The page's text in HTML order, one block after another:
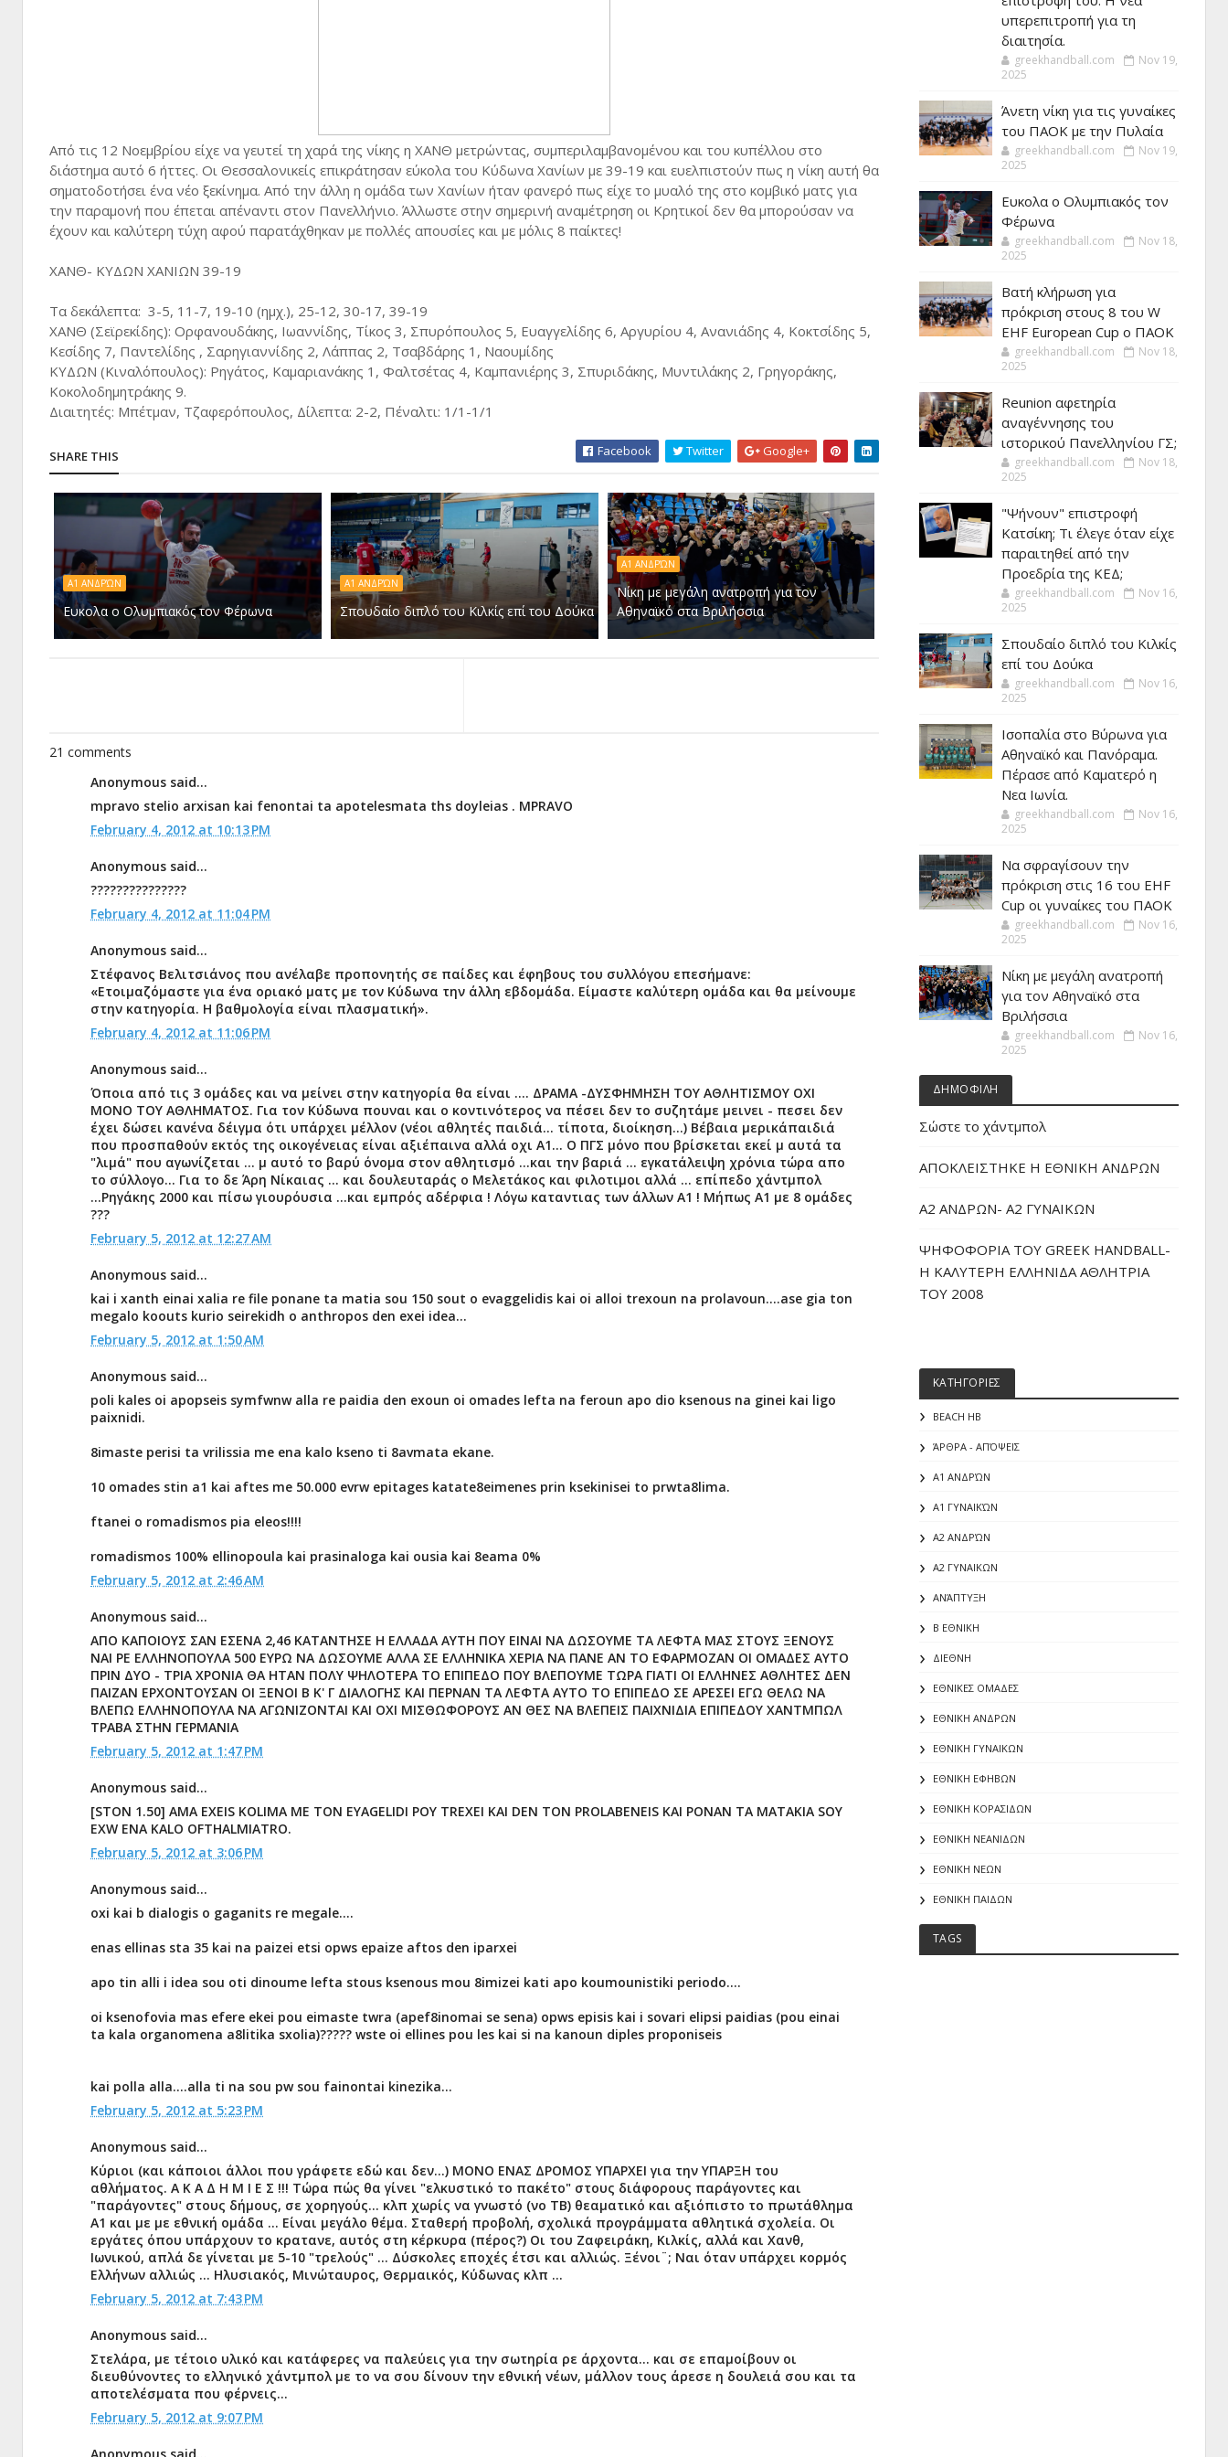
Από τις 12 Νοεμβρίου είχε να γευτεί τη χαρά της νίκης η ΧΑΝΘ μετρώντας, συμπεριλαμβανομένου και του κυπέλλου στο
διάστημα αυτό 6 ήττες. Οι Θεσσαλονικείς επικράτησαν εύκολα του Κύδωνα Χανίων με 39-19 και ευελπιστούν πως η νίκη αυτή θα
σηματοδοτήσει ένα νέο ξεκίνημα. Από την άλλη η ομάδα των Χανίων ήταν φανερό πως είχε το μυαλό της στο κομβικό ματς για
την παραμονή που έπεται απέναντι στον Πανελλήνιο. Άλλωστε στην σημερινή αναμέτρηση οι Κρητικοί δεν θα μπορούσαν να
έχουν και καλύτερη τύχη αφού παρατάχθηκαν με πολλές απουσίες και με μόλις 8 παίκτες!
ΧΑΝΘ- ΚΥΔΩΝ ΧΑΝΙΩΝ 39-19
Τα δεκάλεπτα: 3-5, 11-7, 19-10 (ημχ.), 25-12, 30-17, 39-19
ΧΑΝΘ (Σεϊρεκίδης): Ορφανουδάκης, Ιωαννίδης, Τίκος 3, Σπυρόπουλος 5, Ευαγγελίδης 6, Αργυρίου 4, Ανανιάδης 4, Κοκτσίδης 5,
Κεσίδης 7, Παντελίδης , Σαρηγιαννίδης 2, Λάππας 2, Τσαβδάρης 1, Ναουμίδης
ΚΥΔΩΝ (Κιναλόπουλος): Ρηγάτος, Καμαριανάκης 1, Φαλτσέτας 4, Καμπανιέρης 3, Σπυριδάκης, Μυντιλάκης 2, Γρηγοράκης,
Κοκολοδημητράκης 9.
Διαιτητές: Μπέτμαν, Τζαφερόπουλος, Δίλεπτα: 2-2, Πέναλτι: 1/1-1/1
SHARE THIS Facebook Twitter Google+
Α1 ΑΝΔΡΏΝ
Ευκολα ο Ολυμπιακός τον Φέρωνα
Α1 ΑΝΔΡΏΝ
Σπουδαίο διπλό του Κιλκίς επί του Δούκα
Α1 ΑΝΔΡΏΝ
Νίκη με μεγάλη ανατροπή για τον
Αθηναϊκό στα Βριλήσσια
21 comments
Anonymous said...
mpravo stelio arxisan kai fenontai ta apotelesmata ths doyleias . MPRAVO
February 4, 2012 at 10:13 PM
Anonymous said...
???????????????
February 4, 2012 at 11:04 PM
Anonymous said...
Στέφανος Βελιτσιάνος που ανέλαβε προπονητής σε παίδες και έφηβους του συλλόγου επεσήμανε:
«Ετοιμαζόμαστε για ένα οριακό ματς με τον Κύδωνα την άλλη εβδομάδα. Είμαστε καλύτερη ομάδα και θα μείνουμε
στην κατηγορία. Η βαθμολογία είναι πλασματική».
February 4, 2012 at 11:06 PM
Anonymous said...
Όποια από τις 3 ομάδες και να μείνει στην κατηγορία θα είναι .... ΔΡΑΜΑ -ΔΥΣΦΗΜΗΣΗ ΤΟΥ ΑΘΛΗΤΙΣΜΟΥ ΟΧΙ
ΜΟΝΟ ΤΟΥ ΑΘΛΗΜΑΤΟΣ. Για τον Κύδωνα πουναι και ο κοντινότερος να πέσει δεν το συζητάμε μεινει - πεσει δεν
έχει δώσει κανένα δέιγμα ότι υπάρχει μέλλον (νέοι αθλητές παιδιά... τίποτα, διοίκηση...) Βέβαια μερικάπαιδιά
που προσπαθούν εκτός της οικογένειας είναι αξιέπαινα αλλά οχι Α1... Ο ΠΓΣ μόνο που βρίσκεται εκεί μ αυτά τα
"λιμά" που αγωνίζεται ... μ αυτό το βαρύ όνομα στον αθλητισμό ...και την βαριά ... εγκατάλειψη χρόνια τώρα απο
το σύλλογο... Για το δε Άρη Νίκαιας ... και δουλευταράς ο Μελετάκος και φιλοτιμοι αλλά ... επίπεδο χάντμπολ
...Ρηγάκης 2000 και πίσω γιουρόυσια ...και εμπρός αδέρφια ! Λόγω καταντιας των άλλων Α1 ! Μήπως Α1 με 8 ομάδες
???
February 5, 2012 at 12:27 AM
Anonymous said...
kai i xanth einai xalia re file ponane ta matia sou 150 sout o evaggelidis kai oi alloi trexoun na prolavoun....ase gia ton
megalo koouts kurio seirekidh o anthropos den exei idea...
February 5, 2012 at 1:50 AM
Anonymous said...
poli kales oi apopseis symfwnw alla re paidia den exoun oi omades lefta na feroun apo dio ksenous na ginei kai ligo
paixnidi.
8imaste perisi ta vrilissia me ena kalo kseno ti 8avmata ekane.
10 omades stin a1 kai aftes me 50.000 evrw epitages katate8eimenes prin ksekinisei to prwta8lima.
ftanei o romadismos pia eleos!!!!
romadismos 100% ellinopoula kai prasinaloga kai ousia kai 8eama 0%
February 5, 2012 at 2:46 AM
Anonymous said...
ΑΠΟ ΚΑΠΟΙΟΥΣ ΣΑΝ ΕΣΕΝΑ 2,46 ΚΑΤΑΝΤΗΣΕ Η ΕΛΛΑΔΑ ΑΥΤΗ ΠΟΥ ΕΙΝΑΙ ΝΑ ΔΩΣΟΥΜΕ ΤΑ ΛΕΦΤΑ ΜΑΣ ΣΤΟΥΣ ΞΕΝΟΥΣ
ΝΑΙ ΡΕ ΕΛΛΗΝΟΠΟΥΛΑ 500 ΕΥΡΩ ΝΑ ΔΩΣΟΥΜΕ ΑΛΛΑ ΣΕ ΕΛΛΗΝΙΚΑ ΧΕΡΙΑ ΝΑ ΠΑΝΕ ΑΝ ΤΟ ΕΦΑΡΜΟΖΑΝ ΟΙ ΟΜΑΔΕΣ ΑΥΤΟ
ΠΡΙΝ ΔΥΟ - ΤΡΙΑ ΧΡΟΝΙΑ ΘΑ ΗΤΑΝ ΠΟΛΥ ΨΗΛΟΤΕΡΑ ΤΟ ΕΠΙΠΕΔΟ ΠΟΥ ΒΛΕΠΟΥΜΕ ΤΩΡΑ ΓΙΑΤΙ ΟΙ ΕΛΛΗΝΕΣ ΑΘΛΗΤΕΣ ΔΕΝ
ΠΑΙΖΑΝ ΕΡΧΟΝΤΟΥΣΑΝ ΟΙ ΞΕΝΟΙ Β Κ' Γ ΔΙΑΛΟΓΗΣ ΚΑΙ ΠΕΡΝΑΝ ΤΑ ΛΕΦΤΑ ΑΥΤΟ ΤΟ ΕΠΙΠΕΔΟ ΣΕ ΑΡΕΣΕΙ ΕΓΩ ΘΕΛΩ ΝΑ
ΒΛΕΠΩ ΕΛΛΗΝΟΠΟΥΛΑ ΝΑ ΑΓΩΝΙΖΟΝΤΑΙ ΚΑΙ ΟΧΙ ΜΙΣΘΩΦΟΡΟΥΣ ΑΝ ΘΕΣ ΝΑ ΒΛΕΠΕΙΣ ΠΑΙΧΝΙΔΙΑ ΕΠΙΠΕΔΟΥ ΧΑΝΤΜΠΩΛ
ΤΡΑΒΑ ΣΤΗΝ ΓΕΡΜΑΝΙΑ
February 5, 2012 at 1:47 PM
Anonymous said...
[STON 1.50] AMA EXEIS KOLIMA ME TON EYAGELIDI POY TREXEI KAI DEN TON PROLABENEIS KAI PONAN TA MATAKIA SOY
EXW ENA KALO OFTHALMIATRO.
February 5, 2012 at 3:06 PM
Anonymous said...
oxi kai b dialogis o gaganits re megale....
enas ellinas sta 35 kai na paizei etsi opws epaize aftos den iparxei
apo tin alli i idea sou oti dinoume lefta stous ksenous mou 8imizei kati apo koumounistiki periodo....
oi ksenofovia mas efere ekei pou eimaste twra (apef8inomai se sena) opws episis kai i sovari elipsi paidias (pou einai
ta kala organomena a8litika sxolia)????? wste oi ellines pou les kai si na kanoun diples proponiseis
kai polla alla....alla ti na sou pw sou fainontai kinezika...
February 5, 2012 at 5:23 PM
Anonymous said...
Κύριοι (και κάποιοι άλλοι που γράφετε εδώ και δεν...) ΜΟΝΟ ΕΝΑΣ ΔΡΟΜΟΣ ΥΠΑΡΧΕΙ για την ΥΠΑΡΞΗ του
αθλήματος. Α Κ Α Δ Η Μ Ι Ε Σ !!! Τώρα πώς θα γίνει "ελκυστικό το πακέτο" στους διάφορους παράγοντες και
"παράγοντες" στους δήμους, σε χορηγούς... κλπ χωρίς να γνωστό (νο ΤΒ) θεαματικό και αξιόπιστο το πρωτάθλημα
Α1 και με με εθνική ομάδα ... Είναι μεγάλο θέμα. Σταθερή προβολή, σχολικά προγράμματα αθλητικά σχολεία. Οι
εργάτες όπου υπάρχουν το κρατανε, αυτός στη κέρκυρα (πέρος?) Οι του Ζαφειράκη, Κιλκίς, αλλά και Χανθ,
Ιωνικού, απλά δε γίνεται με 5-10 "τρελούς" ... Δύσκολες εποχές έτσι και αλλιώς. Ξένοι¨; Ναι όταν υπάρχει κορμός
Ελλήνων αλλιώς ... Ηλυσιακός, Μινώταυρος, Θερμαικός, Κύδωνας κλπ ...
February 5, 2012 at 7:43 PM
Anonymous said...
Στελάρα, με τέτοιο υλικό και κατάφερες να παλεύεις για την σωτηρία ρε άρχοντα... και σε επαμοίβουν οι
διευθύνοντες το ελληνικό χάντμπολ με το να σου δίνουν την εθνική νέων, μάλλον τους άρεσε η δουλειά σου και τα
αποτελέσματα που φέρνεις...
February 5, 2012 at 9:07 PM
υπερεπιτροπή για τη
διαιτησία.
greekhandball.com
Nov 19,
2025
Άνετη νίκη για τις γυναίκες
του ΠΑΟΚ με την Πυλαία
greekhandball.com
Nov 19,
2025
Ευκολα ο Ολυμπιακός τον
Φέρωνα
greekhandball.com
Nov 18,
2025
Βατή κλήρωση για
πρόκριση στους 8 του W
EHF European Cup ο ΠΑΟΚ
greekhandball.com
Nov 18,
2025
Reunion αφετηρία
αναγέννησης του
ιστορικού Πανελληνίου ΓΣ;
greekhandball.com
Nov 18,
2025
"Ψήνουν" επιστροφή
Κατσίκη; Τι έλεγε όταν είχε
παραιτηθεί από την
Προεδρία της ΚΕΔ;
greekhandball.com
Nov 16,
2025
Σπουδαίο διπλό του Κιλκίς
επί του Δούκα
greekhandball.com
Nov 16,
2025
Ισοπαλία στο Βύρωνα για
Αθηναϊκό και Πανόραμα.
Πέρασε από Καματερό η
Νεα Ιωνία.
greekhandball.com
Nov 16,
2025
Να σφραγίσουν την
πρόκριση στις 16 του EHF
Cup οι γυναίκες του ΠΑΟΚ
greekhandball.com
Nov 16,
2025
Νίκη με μεγάλη ανατροπή
για τον Αθηναϊκό στα
Βριλήσσια
greekhandball.com
Nov 16,
2025
ΔΗΜΟΦΙΛΗ
Σώστε το χάντμπολ
ΑΠΟΚΛΕΙΣΤΗΚΕ Η ΕΘΝΙΚΗ ΑΝΔΡΩΝ
Α2 ΑΝΔΡΩΝ- Α2 ΓΥΝΑΙΚΩΝ
ΨΗΦΟΦΟΡΙΑ ΤΟΥ GREEK HANDBALL-
H ΚΑΛΥΤΕΡΗ ΕΛΛΗΝΙΔΑ ΑΘΛΗΤΡΙΑ
ΤΟΥ 2008
ΚΑΤΗΓΟΡΙΕΣ
BEACH HB
ΆΡΘΡΑ - ΑΠΌΨΕΙΣ
Α1 ΑΝΔΡΏΝ
Α1 ΓΥΝΑΙΚΏΝ
Α2 ΑΝΔΡΏΝ
Α2 ΓΥΝΑΙΚΩΝ
ΑΝΆΠΤΥΞΗ
Β ΕΘΝΙΚΗ
ΔΙΕΘΝΗ
ΕΘΝΙΚΕΣ ΟΜΑΔΕΣ
ΕΘΝΙΚΗ ΑΝΔΡΩΝ
ΕΘΝΙΚΗ ΓΥΝΑΙΚΩΝ
ΕΘΝΙΚΗ ΕΦΗΒΩΝ
ΕΘΝΙΚΗ ΚΟΡΑΣΙΔΩΝ
ΕΘΝΙΚΗ ΝΕΑΝΙΔΩΝ
ΕΘΝΙΚΗ ΝΕΩΝ
ΕΘΝΙΚΗ ΠΑΙΔΩΝ
TAGS